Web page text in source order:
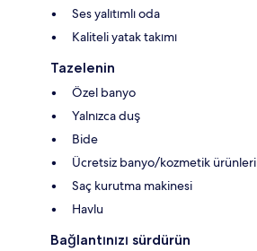
Ses yalıtımlı oda
Kaliteli yatak takımı
Tazelenin
Özel banyo
Yalnızca duş
Bide
Ücretsiz banyo/kozmetik ürünleri
Saç kurutma makinesi
Havlu
Bağlantınızı sürdürün